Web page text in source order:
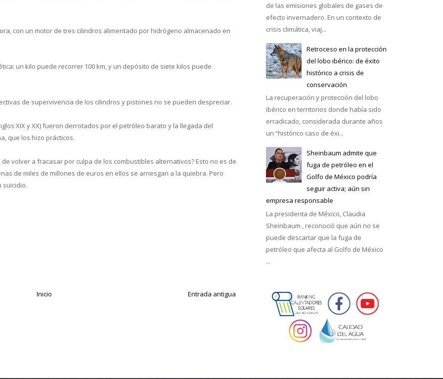
con un motor de tres cilindros alimentado por hidrógeno almacenado en
un kilo puede recorrer 100 km, y un depósito de siete kilos puede
de supervivencia de los cilindros y pistones no se pueden despreciar.
XIX y XX) fueron derrotados por el petróleo barato y la llegada del
que los hizo prácticos.
volver a fracasar por culpa de los combustibles alternativos? Esto no es de
de miles de millones de euros en ellos se arriesgan a la quiebra. Pero
suicidio.
Entrada antigua
Inicio
de las emisiones globales de gases de
efecto invernadero. En un contexto de
crisis climática, viaj...
Retroceso en la protección
del lobo ibérico: de éxito
histórico a crisis de
conservación
La recuperación y protección del lobo
ibérico en territorios donde había sido
erradicado, considerada durante años
un “histórico caso de éxi...
Sheinbaum admite que
fuga de petróleo en el
Golfo de México podría
seguir activa; aún sin
empresa responsable
La presidenta de México, Claudia
Sheinbaum , reconoció que aún no se
puede descartar que la fuga de
petróleo que afecta al Golfo de México
...